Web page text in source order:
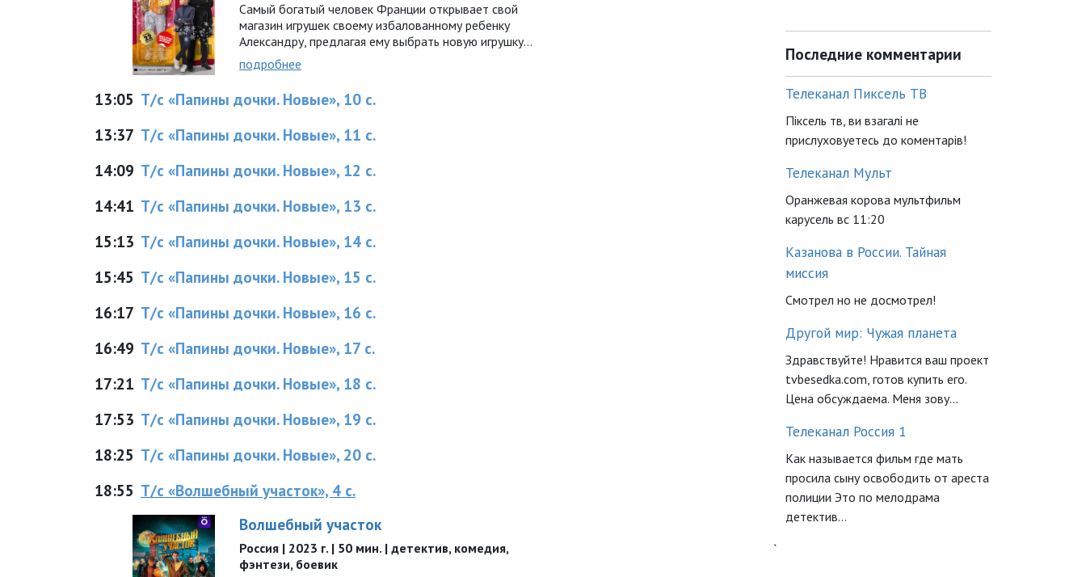
Самый богатый человек Франции открывает свой
магазин игрушек своему избалованному ребенку
Александру, предлагая ему выбрать новую игрушку…
подробнее
13:05 Т/с «Пaпины дочки. Нoвые», 10 с.
13:37 Т/с «Пaпины дочки. Нoвые», 11 с.
14:09 Т/с «Пaпины дочки. Нoвые», 12 с.
14:41 Т/с «Пaпины дочки. Нoвые», 13 с.
15:13 Т/с «Пaпины дочки. Нoвые», 14 с.
15:45 Т/с «Пaпины дочки. Нoвые», 15 с.
16:17 Т/с «Пaпины дочки. Нoвые», 16 с.
16:49 Т/с «Пaпины дочки. Нoвые», 17 с.
17:21 Т/с «Пaпины дочки. Нoвые», 18 с.
17:53 Т/с «Пaпины дочки. Нoвые», 19 с.
18:25 Т/с «Пaпины дочки. Нoвые», 20 с.
18:55 Т/с «Волшебный участок», 4 с.
Волшебный участок
Россия | 2023 г. | 50 мин. | детектив, комедия,
фэнтези, боевик
Последние комментарии
Телеканал Пиксель ТВ
Піксель тв, ви взагалі не
прислуховуетесь до коментарів!
Телеканал Мульт
Оранжевая корова мультфильм
карусель вс 11:20
Казанова в России. Тайная
миссия
Смотрел но не досмотрел!
Другой мир: Чужая планета
Здравствуйте! Нравится ваш проект
tvbesedka.com, готов купить его.
Цена обсуждаема. Меня зову...
Телеканал Россия 1
Как называется фильм где мать
просила сыну освободить от ареста
полиции Это по мелодрама
детектив...
`